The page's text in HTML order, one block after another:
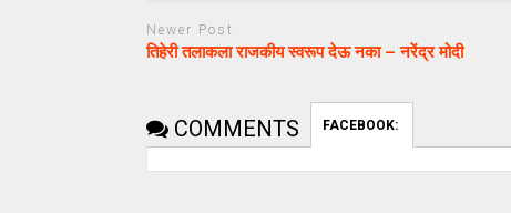
Newer Post
तिहेरी तलाकला राजकीय स्वरूप देऊ नका – नरेंद्र मोदी
COMMENTS FACEBOOK: